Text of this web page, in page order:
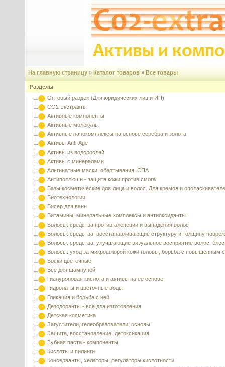
На главную страницу » Каталог товаров » Все товары
Разделы
Оптовый раздел (Для юридических лиц и ИП)
CO2-экстракты
Активные компоненты
Активные молекулы
Активные нанокомплексы на основе серебра и золота
Активы Anti-Age
Активы из водорослей
Активы с минералами
Альгинатные маски, обертывания, СПА
Антиполлюшн - защита кожи против смога
Базы косметические для лица и волос. Для кремов и
Биотехнологии
Бисер для ванн
Витамины, минеральные комплексы и антиоксиданты
Волосы: средства против алопеции и выпадения волос
Волосы: средства, восстанавливающие структуру и толщину
Волосы: средства, улучшающие визуальное восприятие волос:
Волосы: уход за микрофлорой кожи головы, борьба с повышенным
Воски цветочные
Все для шампуней
Гиалуроновая кислота и активы на ее основе
Гидролаты и цветочные воды
Гликация и борьба с ней
Дезодоранты - все для изготовления
Детская косметика
Загустители, гелеобразователи, основы
Защита, восстановление, детоксикация
Зубная паста - компоненты
Кислоты и пилинги
Консерванты, хелаторы, регуляторы кислотности